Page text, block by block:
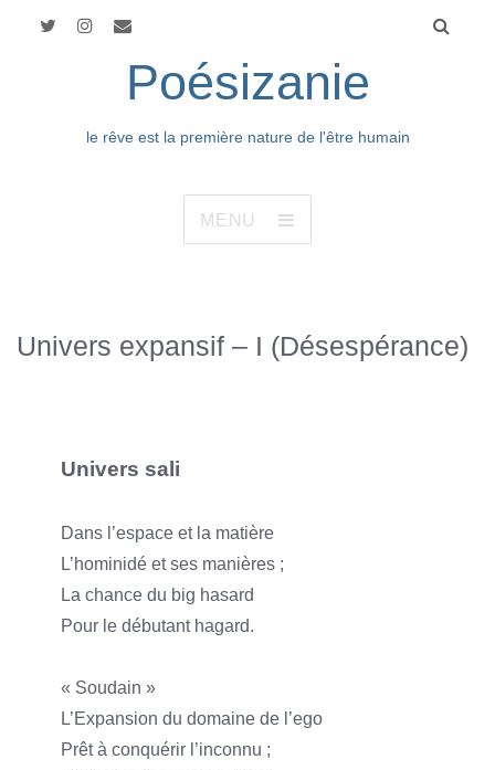
Poésizanie
le rêve est la première nature de l'être humain
MENU
Univers expansif – I (Désespérance)
Univers sali
Dans l’espace et la matière
L’hominidé et ses manières ;
La chance du big hasard
Pour le débutant hagard.
« Soudain »
L’Expansion du domaine de l’ego
Prêt à conquérir l’inconnu ;